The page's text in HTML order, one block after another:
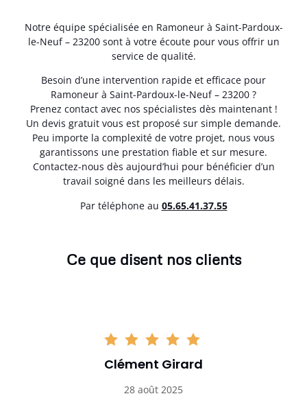
Notre équipe spécialisée en Ramoneur à Saint-Pardoux-
le-Neuf – 23200 sont à votre écoute pour vous offrir un
service de qualité.
Besoin d’une intervention rapide et efficace pour
Ramoneur à Saint-Pardoux-le-Neuf – 23200 ?
Prenez contact avec nos spécialistes dès maintenant !
Un devis gratuit vous est proposé sur simple demande.
Peu importe la complexité de votre projet, nous vous
garantissons une prestation fiable et sur mesure.
Contactez-nous dès aujourd’hui pour bénéficier d’un
travail soigné dans les meilleurs délais.
Par téléphone au 05.65.41.37.55
Ce que disent nos clients
Clément Girard
28 août 2025